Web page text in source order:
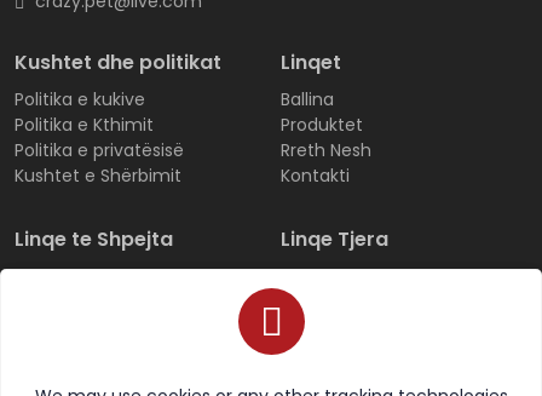
Kushtet dhe politikat
Politika e kukive
Politika e Kthimit
Politika e privatësisë
Kushtet e Shërbimit
Linqet
Ballina
Produktet
Rreth Nesh
Kontakti
Linqe te Shpejta
Regjistrohu
Linqe Tjera
Produktet
Të gjitha kategoritë
Të preferuarat